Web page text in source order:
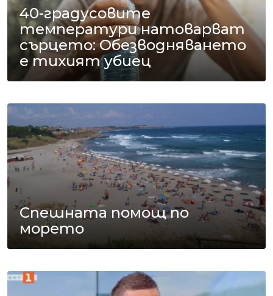
40-градусовите
температури натоварват
сърцето: Обезводняването
е тихият убиец
Спешната помощ по
морето